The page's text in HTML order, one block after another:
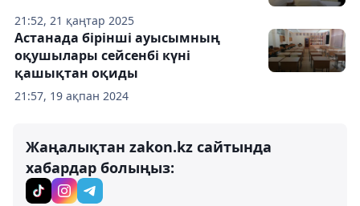
21:52, 21 қаңтар 2025
21:57, 19 ақпан 2024
Астанада бірінші ауысымның
оқушылары сейсенбі күні
қашықтан оқиды
Жаңалықтан zakon.kz сайтында
хабардар болыңыз: